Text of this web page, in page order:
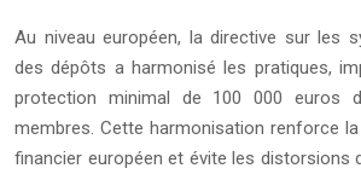
Au niveau européen, la directive sur les
des dépôts a harmonisé les pratiques,
protection minimal de 100 000 euros
membres. Cette harmonisation renforce
financier européen et évite les distorsions